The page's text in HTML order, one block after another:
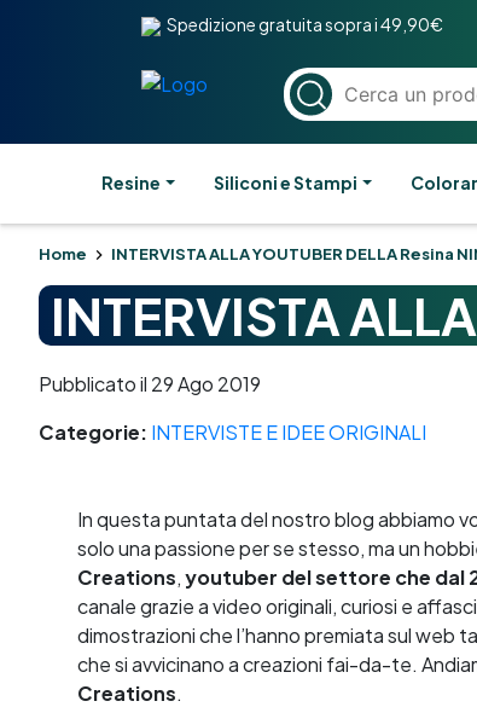
Spedizione gratuita sopra i 49,90€
Resine Siliconi e Stampi
Home INTERVISTA ALLA YOUTUBER DELLA Resina
INTERVISTA
Pubblicato il 29 Ago 2019
Categorie: INTERVISTE E IDEE ORIGINALI
In questa puntata del nostro blog abbiamo
solo una passione per se stesso, ma un
Creations,youtuber del settore che dal
canale grazie a video originali, curiosi e
dimostrazioni che l’hanno premiata sul web
che si avvicinano a creazioni fai-da-te.
Creations.